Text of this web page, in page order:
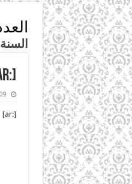
العدد
السنة
[:ar]شَيْءٌ مِنْ فِقْهِ اللُّغَةِ (طلبُ الفعل) في لغة العرب[:]
[:ar]